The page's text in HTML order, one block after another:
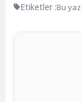
Etiketler :Bu